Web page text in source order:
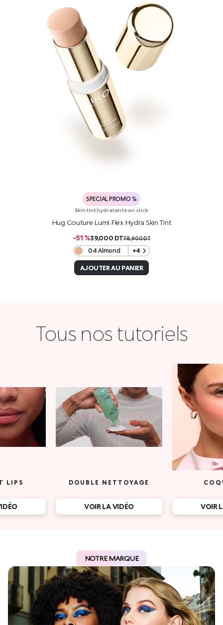
SPECIAL PROMO %
Skin tint hydratante en stick
Hug Couture Lumi Flex Hydra Skin Tint
-51 %39,000 DT78,900DT
04 Almond +4
AJOUTER AU PANIER
Tous nos tutoriels
LIPS DOUBLE NETTOYAGE
VOIR LA VIDÉO VOIR
NOTRE MARQUE